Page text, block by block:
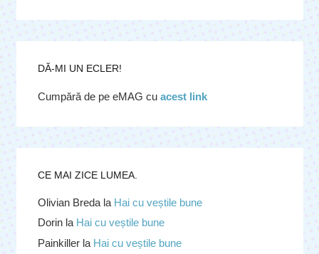
DĂ-MI UN ECLER!
Cumpără de pe eMAG cu acest link
CE MAI ZICE LUMEA.
Olivian Bredala Hai cu veștile bune
Dorinla Hai cu veștile bune
Painkillerla Hai cu veștile bune